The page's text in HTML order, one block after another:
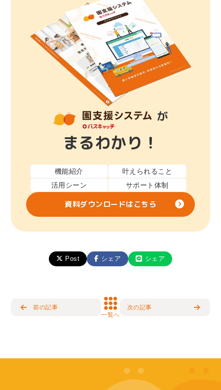
が
まるわかり！
機能紹介
叶えられること
活用シーン
サポート体制
資料ダウンロードはこちら
Post シェア シェア
前の記事
一覧へ
次の記事